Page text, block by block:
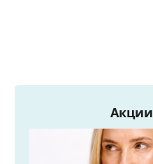
Акции